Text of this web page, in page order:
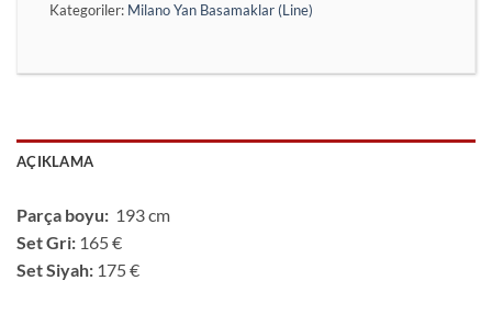
Kategoriler: Milano Yan Basamaklar (Line)
AÇIKLAMA
Parça boyu: 193 cm
Set Gri: 165 €
Set Siyah: 175 €